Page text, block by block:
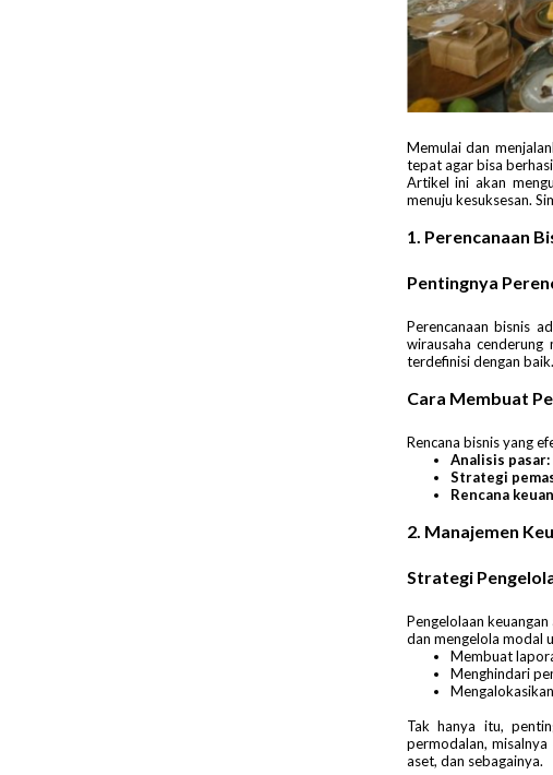
Memulai dan
tepat agar bisa
Artikel ini akan
menuju kesuksesan.
1. Perencanaan
Pentingnya
Perencanaan bisnis
wirausaha
terdefinisi dengan baik.
Cara Membuat
Rencana bisnis yang
Analisis pasar:
Strategi
Rencana
2. Manajemen
Strategi
Pengelolaan
dan mengelola modal
Membuat
Menghindari
Tak hanya itu,
permodalan,
aset, dan sebagainya.